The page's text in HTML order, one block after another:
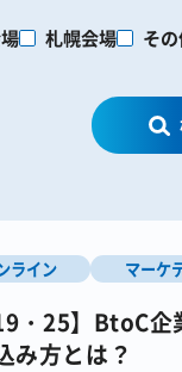
札幌会場 そ
ライン マーケ
・25】BtoC
み方とは？